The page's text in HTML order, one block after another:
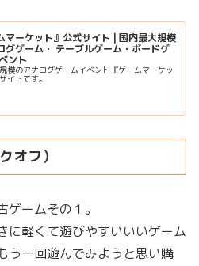
マーケット』公式サイト | 国内最大規模
グゲーム・ テーブルゲーム・ボードゲ
ント
模のアナログゲームイベント『ゲームマーケッ
イトです。
オフ）
ームその１。
に軽くて遊びやすいいいゲーム
う一回遊んでみようと思い購